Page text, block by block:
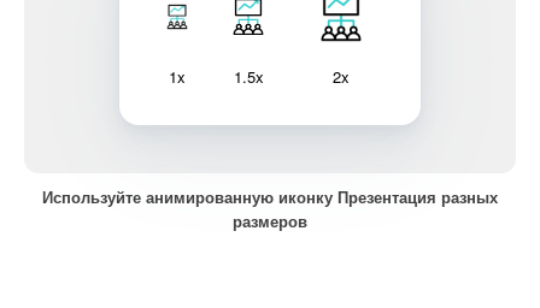
1x 1.5x 2x
Используйте анимированную иконку Презентация разных
размеров